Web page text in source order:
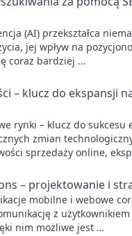
(AI) przekształca
jej wpływ na
coraz bardziej …
– klucz do ekspansji
rynki – klucz do sukcesu
zmian
sprzedaży online,
– projektowanie i
mobilne i webowe
z
nim możliwe jest …